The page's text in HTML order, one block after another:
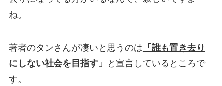
ね。
著者のタンさんが凄いと思うのは 「誰も置き去り
にしない社会を目指す」
と宣言しているところで
す。